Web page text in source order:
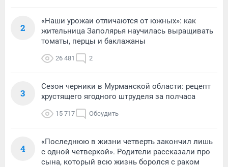
2
«Наши урожаи отличаются от южных»: как
жительница Заполярья научилась выращивать
томаты, перцы и баклажаны
26 481 2
3
Сезон черники в Мурманской области: рецепт
хрустящего ягодного штруделя за полчаса
15 717 Обсудить
4
«Последнюю в жизни четверть закончил лишь
с одной четверкой». Родители рассказали про
сына, который всю жизнь боролся с раком